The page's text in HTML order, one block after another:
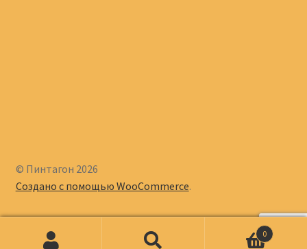
© Пинтагон 2026
Создано с помощью WooCommerce.
0